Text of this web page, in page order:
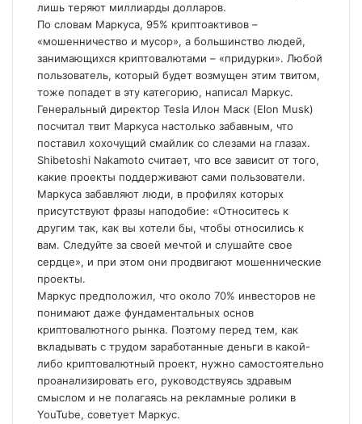
лишь теряют миллиарды долларов.
По словам Маркуса, 95% криптоактивов –
«мошенничество и мусор», а большинство людей,
занимающихся криптовалютами – «придурки». Любой
пользователь, который будет возмущен этим твитом,
тоже попадет в эту категорию, написал Маркус.
Генеральный директор Tesla Илон Маск (Elon Musk)
посчитал твит Маркуса настолько забавным, что
поставил хохочущий смайлик со слезами на глазах.
Shibetoshi Nakamoto считает, что все зависит от того,
какие проекты поддерживают сами пользователи.
Маркуса забавляют люди, в профилях которых
присутствуют фразы наподобие: «Относитесь к
другим так, как вы хотели бы, чтобы относились к
вам. Следуйте за своей мечтой и слушайте свое
сердце», и при этом они продвигают мошеннические
проекты.
Маркус предположил, что около 70% инвесторов не
понимают даже фундаментальных основ
криптовалютного рынка. Поэтому перед тем, как
вкладывать с трудом заработанные деньги в какой-
либо криптовалютный проект, нужно самостоятельно
проанализировать его, руководствуясь здравым
смыслом и не полагаясь на рекламные ролики в
YouTube, советует Маркус.